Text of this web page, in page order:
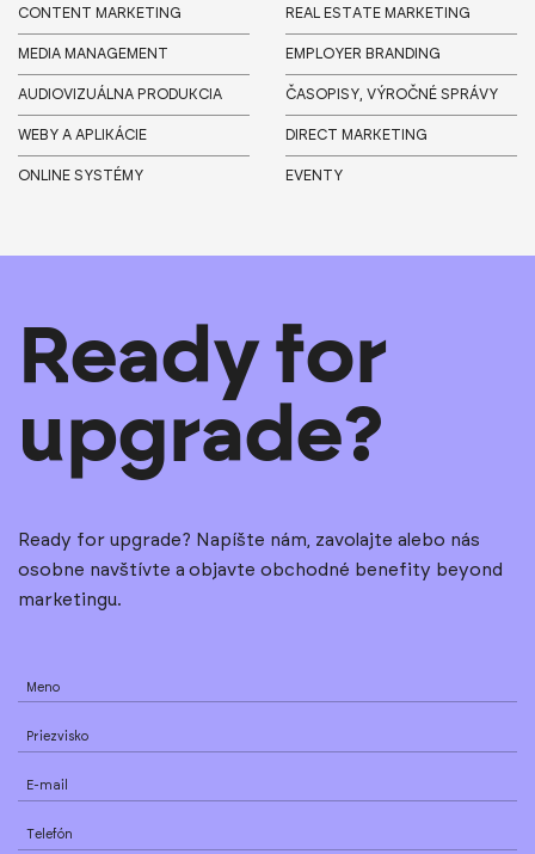
CONTENT MARKETING
MEDIA MANAGEMENT
AUDIOVIZUÁLNA PRODUKCIA
WEBY A APLIKÁCIE
ONLINE SYSTÉMY
REAL ESTATE MARKETING
EMPLOYER BRANDING
ČASOPISY, VÝROČNÉ SPRÁVY
DIRECT MARKETING
EVENTY
Ready for
upgrade?
Ready for upgrade? Napíšte nám, zavolajte alebo nás
osobne navštívte a objavte obchodné benefity beyond
marketingu.
Meno
Priezvisko
E-mail
Telefón